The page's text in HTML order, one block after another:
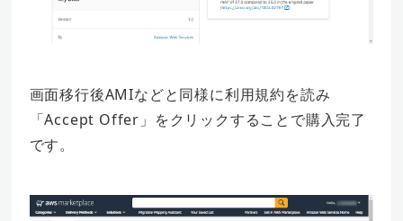
画面移行後AMIなどと同様に利用規約を読み
「Accept Offer」をクリックすることで購入完了
です。